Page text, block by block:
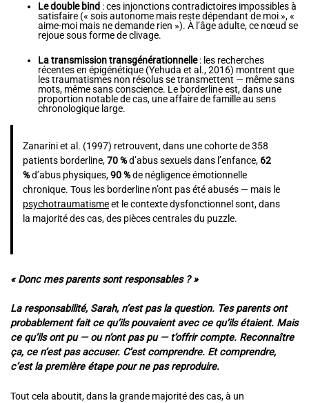
Le double bind : ces injonctions contradictoires impossibles à
satisfaire (« sois autonome mais reste dépendant de moi », «
aime-moi mais ne demande rien »). À l’âge adulte, ce nœud se
rejoue sous forme de clivage.
La transmission transgénérationnelle: les recherches
récentes en épigénétique (Yehuda et al., 2016) montrent que
les traumatismes non résolus se transmettent — même sans
mots, même sans conscience. Le borderline est, dans une
proportion notable de cas, une affaire de famille au sens
chronologique large.
Zanarini et al. (1997) retrouvent, dans une cohorte de 358
patients borderline,70 %d’abus sexuels dans l’enfance, 62
%d’abus physiques,90 %de négligence émotionnelle
chronique. Tous les borderline n’ont pas été abusés — mais le
psychotraumatismeet le contexte dysfonctionnel sont, dans
la majorité des cas, des pièces centrales du puzzle.
« Donc mes parents sont responsables ? »
La responsabilité, Sarah, n’est pas la question. Tes parents ont
probablement fait ce qu’ils pouvaient avec ce qu’ils étaient. Mais
ce qu’ils ont pu — ou n’ont pas pu — t’offrir compte. Reconnaître
ça, ce n’est pas accuser. C’est comprendre. Et comprendre,
c’est la première étape pour ne pas reproduire.
Tout cela aboutit, dans la grande majorité des cas, à un